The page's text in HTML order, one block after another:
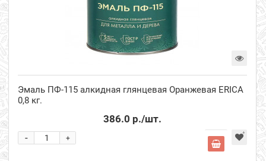
Эмаль ПФ-115 алкидная глянцевая Оранжевая ERICA
0,8 кг.
386.0 р./шт.
+
-